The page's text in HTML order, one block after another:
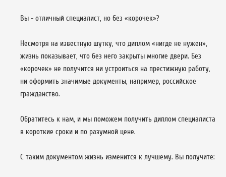
Вы - отличный специалист, но без «корочек»?
Несмотря на известную шутку, что диплом «нигде не нужен»,
жизнь показывает, что без него закрыты многие двери. Без
«корочек» не получится ни устроиться на престижную работу,
ни оформить значимые документы, например, российское
гражданство.
Обратитесь к нам, и мы поможем получить диплом специалиста
в короткие сроки и по разумной цене.
С таким документом жизнь изменится к лучшему. Вы получите: